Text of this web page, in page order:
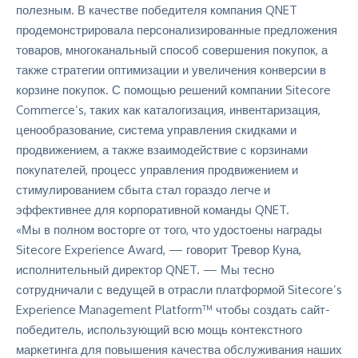
полезным. В качестве победителя компания QNET
продемонстрировала персонализированные предложения
товаров, многоканальный способ совершения покупок, а
также стратегии оптимизации и увеличения конверсии в
корзине покупок. С помощью решений компании Sitecore
Commerce’s, таких как каталогизация, инвентаризация,
ценообразование, система управления скидками и
продвижением, а также взаимодействие с корзинами
покупателей, процесс управления продвижением и
стимулированием сбыта стал гораздо легче и
эффективнее для корпоративной команды QNET.
«Мы в полном восторге от того, что удостоены награды
Sitecore Experience Award, — говорит Тревор Куна,
исполнительный директор QNET. — Мы тесно
сотрудничали с ведущей в отрасли платформой Sitecore’s
Experience Management Platform™ чтобы создать сайт-
победитель, использующий всю мощь контекстного
маркетинга для повышения качества обслуживания наших